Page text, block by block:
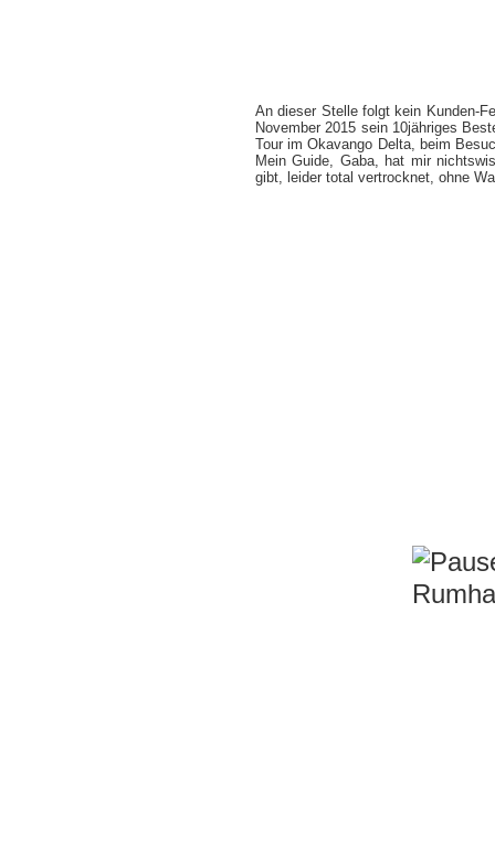
An dieser Stelle folgt kein Kunden-
November 2015 sein 10jähriges
Tour im Okavango Delta, beim
Mein Guide, Gaba, hat mir
gibt, leider total vertrocknet, ohne